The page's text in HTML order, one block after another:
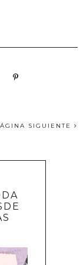
SIGUIENTE